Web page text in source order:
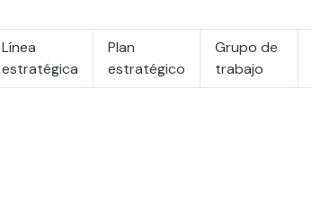
Línea
estratégica
Plan
estratégico
Grupo de
trabajo